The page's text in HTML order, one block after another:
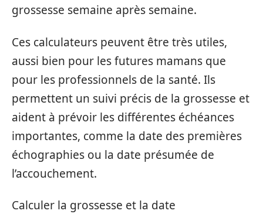
grossesse semaine après semaine.
Ces calculateurs peuvent être très utiles,
aussi bien pour les futures mamans que
pour les professionnels de la santé. Ils
permettent un suivi précis de la grossesse et
aident à prévoir les différentes échéances
importantes, comme la date des premières
échographies ou la date présumée de
l’accouchement.
Calculer la grossesse et la date